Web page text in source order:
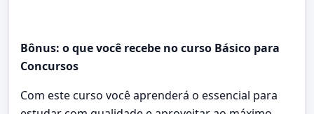
Bônus: o que você recebe no curso Básico para
Concursos
Com este curso você aprenderá o essencial para